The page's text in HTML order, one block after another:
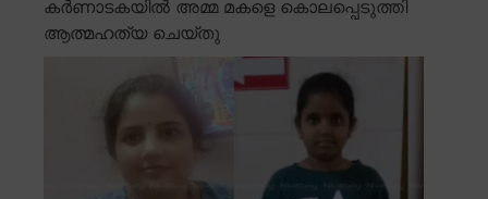
കർണാടകയിൽ അമ്മ മകളെ കൊലപ്പെടുത്തി
ആത്മഹത്യ ചെയ്തു